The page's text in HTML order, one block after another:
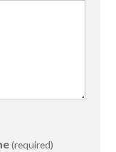
(required)